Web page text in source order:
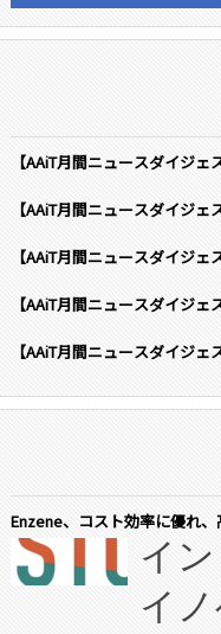
【AAiT月間ニュースダイジ
【AAiT月間ニュースダイジ
【AAiT月間ニュースダイジ
【AAiT月間ニュースダイジ
【AAiT月間ニュースダイジ
Enzene、コスト効率に優れ
イ
イ